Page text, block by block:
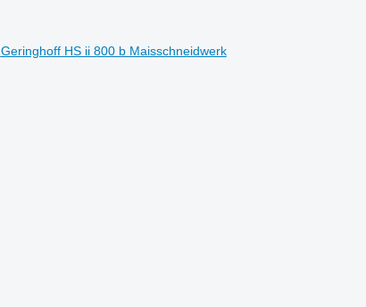
Geringhoff HS ii 800 b Maisschneidwerk